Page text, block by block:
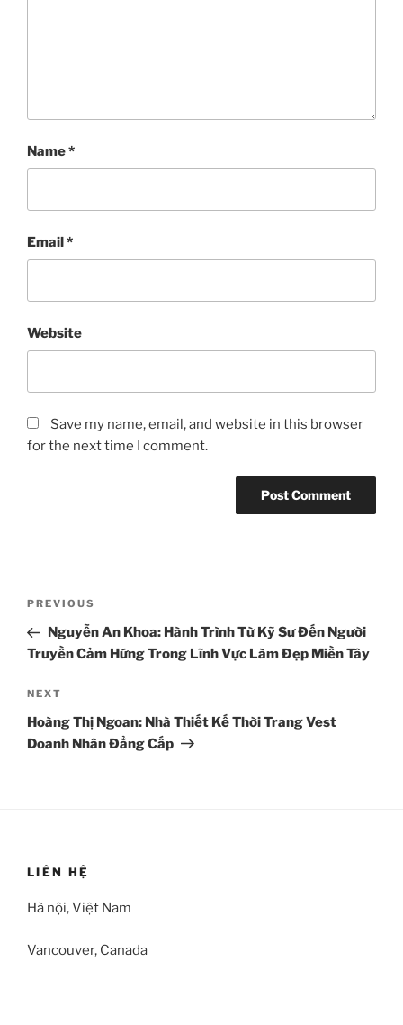
Name*
Email*
Website
Save my name, email, and website in this browser
for the next time I comment.
navigation
Previous
Post
PREVIOUS
Nguyễn An Khoa: Hành Trình Từ Kỹ Sư Đến Người
Truyền Cảm Hứng Trong Lĩnh Vực Làm Đẹp Miền Tây
Next
Post
NEXT
Hoàng Thị Ngoan: Nhà Thiết Kế Thời Trang Vest
Doanh Nhân Đẳng Cấp
LIÊN HỆ
Hà nội, Việt Nam
Vancouver, Canada